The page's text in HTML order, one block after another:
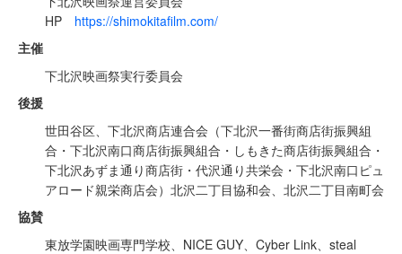
HP https://shimokitafilm.com/
主催
下北沢映画祭実行委員会
後援
世田谷区、下北沢商店連合会（下北沢一番街商店街振興組
合・下北沢南口商店街振興組合・しもきた商店街振興組合・
下北沢あずま通り商店街・代沢通り共栄会・下北沢南口ピュ
アロード親栄商店会）北沢二丁目協和会、北沢二丁目南町会
協賛
東放学園映画専門学校、NICE GUY、Cyber Link、steal